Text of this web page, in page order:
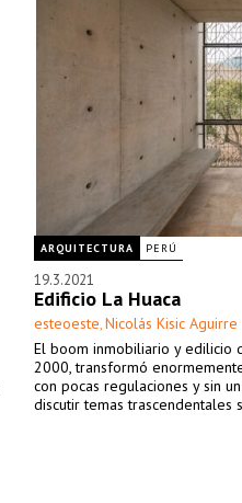
ARQUITECTURA PERÚ
19.3.2021
Edificio La Huaca
esteoeste, Nicolás Kisic Aguirre
El boom inmobiliario y edilicio
2000, transformó
con pocas regulaciones y sin
discutir temas trascendentales